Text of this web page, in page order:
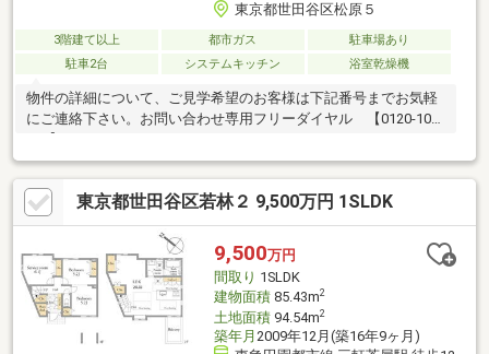
東京都世田谷区松原５
3階建て以上 都市ガス
駐車場あり
駐車2台
システムキッチン 浴室乾燥機
物件の詳細について、ご見学希望のお客様は下記番号までお気軽
にご連絡下さい。お問い合わせ専用フリーダイヤル 【0120-104-
東京都世田谷区若林２ 9,500万円 1SLDK
9,500万円
間取り 1SLDK
建物面積85.43m2
土地面積94.54m2
築年月 2009年12月(築16年9ヶ月)